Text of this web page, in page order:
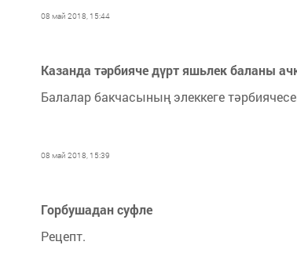
08 май 2018, 15:44
Казанда тәрбияче дүрт яшьлек баланы
Балалар бакчасының элеккеге
08 май 2018, 15:39
Горбушадан суфле
Рецепт.